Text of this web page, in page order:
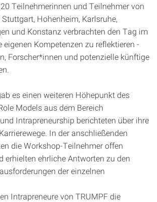
Teilnehmerinnen und Teilnehmer von
Hohenheim, Karlsruhe,
und Konstanz verbrachten den Tag im
eigenen Kompetenzen zu reflektieren -
Forscher*innen und potenzielle künftige
es einen weiteren Höhepunkt des
Models aus dem Bereich
Intrapreneurship berichteten über ihre
In der anschließenden
die Workshop-Teilnehmer offen
erhielten ehrliche Antworten zu den
der einzelnen
Intrapreneure von TRUMPF die